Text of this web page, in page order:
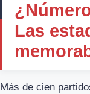
Las
Más de cien